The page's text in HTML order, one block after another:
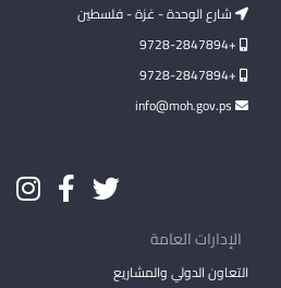
شارع الوحدة - غزة - فلسطين
+9728-2847894
+9728-2847894
الإدارات العامة
التعاون الدولي والمشاريع